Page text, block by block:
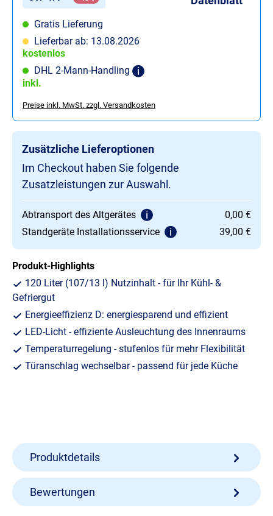
Gratis Lieferung
Lieferbar ab: 13.08.2026
kostenlos
DHL 2-Mann-Handling
inkl.
Preise inkl. MwSt. zzgl. Versandkosten
Zusätzliche Lieferoptionen
Im Checkout haben Sie folgende
Zusatzleistungen zur Auswahl.
0,00 €
Abtransport des Altgerätes
39,00 €
Standgeräte Installationsservice
Produkt-Highlights
120 Liter (107/13 l) Nutzinhalt - für Ihr Kühl- &
Gefriergut
Energieeffizienz D: energiesparend und effizient
LED-Licht - effiziente Ausleuchtung des Innenraums
Temperaturregelung - stufenlos für mehr Flexibilität
Türanschlag wechselbar - passend für jede Küche
Produktdetails
Bewertungen